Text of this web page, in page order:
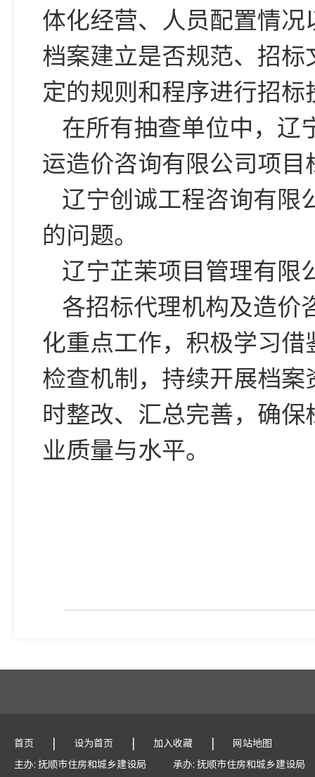
体化经营、人员配置情
档案建立是否规范、招
定的规则和程序进行招
在所有抽查单位中，辽
运造价咨询有限公司项
辽宁创诚工程咨询有限
的问题。
辽宁芷茉项目管理有限
各招标代理机构及造价
化重点工作，积极学习
检查机制，持续开展档
时整改、汇总完善，确
业质量与水平。
首页 | 设为首页 | 加入收藏 |
网站地图
主办: 抚顺市住房和城乡建设局
承办: 抚顺市住房和城乡建设局